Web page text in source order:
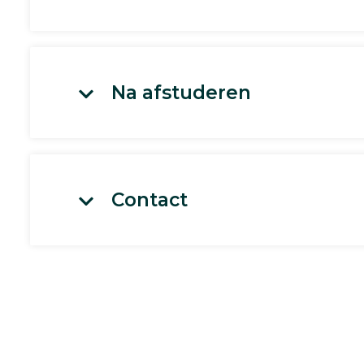
Na afstuderen
Contact